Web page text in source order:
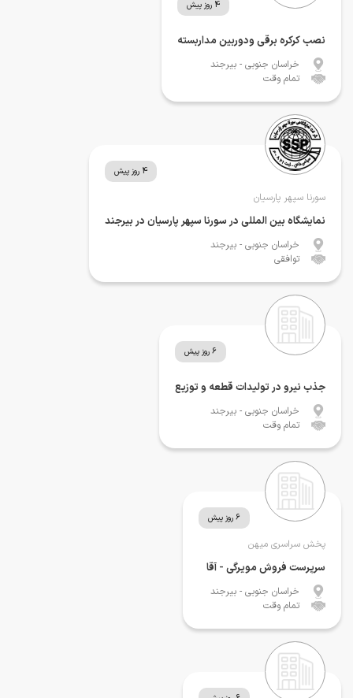
4 روز پیش
نصب کرکره برقی ودوربین مداربسته
خراسان جنوبی - بیرجند
تمام وقت
4 روز پیش
سورنا سپهر پارسیان
نمایشگاه بین المللی در سورنا سپهر پارسیان در بیرجند
خراسان جنوبی - بیرجند
توافقی
6 روز پیش
جذب نیرو در تولیدات قطعه و توزیع
خراسان جنوبی - بیرجند
تمام وقت
6 روز پیش
پخش سراسری میهن
سرپرست فروش مویرگی - آقا
خراسان جنوبی - بیرجند
تمام وقت